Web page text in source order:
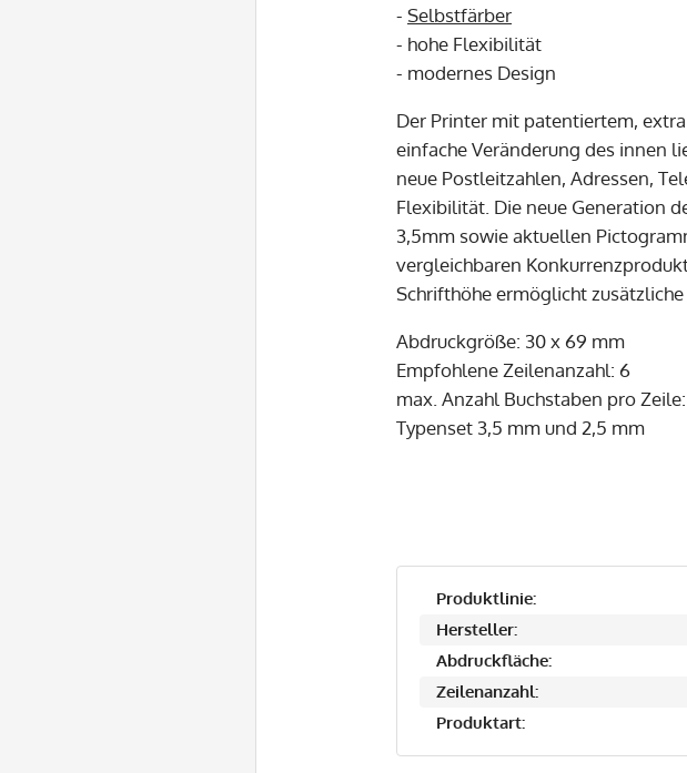
- Selbstfärber
- hohe Flexibilität
- modernes Design
Der Printer mit patentiertem,
einfache Veränderung des innen
neue Postleitzahlen, Adressen,
Flexibilität. Die neue Generation
3,5mm sowie aktuellen
vergleichbaren
Schrifthöhe ermöglicht
Abdruckgröße: 30 x 69 mm
Empfohlene Zeilenanzahl: 6
max. Anzahl Buchstaben pro
Typenset 3,5 mm und 2,5 mm
Produktlinie:
Hersteller:
Abdruckfläche:
Zeilenanzahl:
Produktart: